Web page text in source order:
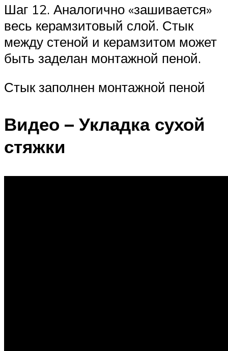
Шаг 12. Аналогично «зашивается»
весь керамзитовый слой. Стык
между стеной и керамзитом может
быть заделан монтажной пеной.
Стык заполнен монтажной пеной
Видео – Укладка сухой
стяжки